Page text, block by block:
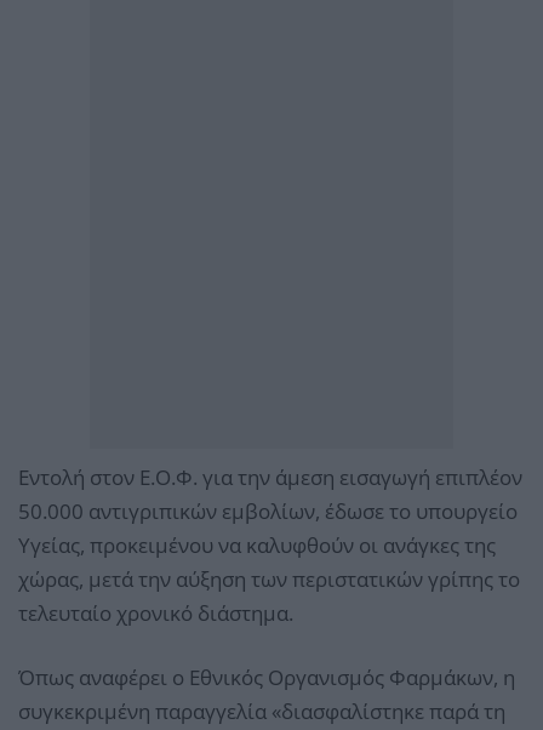
Εντολή στον Ε.Ο.Φ. για την άμεση εισαγωγή επιπλέον
50.000 αντιγριπικών εμβολίων, έδωσε το υπουργείο
Υγείας, προκειμένου να καλυφθούν οι ανάγκες της
χώρας, μετά την αύξηση των περιστατικών γρίπης το
τελευταίο χρονικό διάστημα.
Όπως αναφέρει ο Εθνικός Οργανισμός Φαρμάκων, η
συγκεκριμένη παραγγελία «διασφαλίστηκε παρά τη